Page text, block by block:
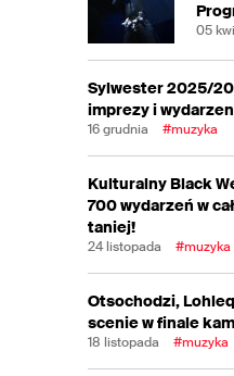
05
Sylwester 2025/
imprezy i
16 grudnia #muzyka
Kulturalny Black
700 wydarzeń w
taniej!
24 listopada #muzyka
Otsochodzi,
scenie w finale
18 listopada #muzyka